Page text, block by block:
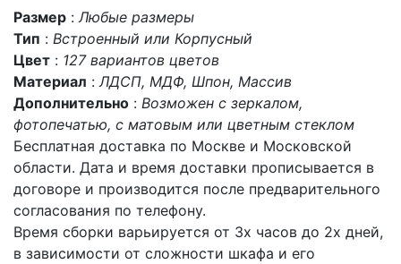
Размер :Любые размеры
Тип : Встроенный или Корпусный
Цвет : 127 вариантов цветов
Материал :ЛДСП, МДФ, Шпон, Массив
Дополнительно : Возможен с зеркалом,
фотопечатью, с матовым или цветным стеклом
Бесплатная доставка по Москве и Московской
области. Дата и время доставки прописывается в
договоре и производится после предварительного
согласования по телефону.
Время сборки варьируется от 3х часов до 2х дней,
в зависимости от сложности шкафа и его